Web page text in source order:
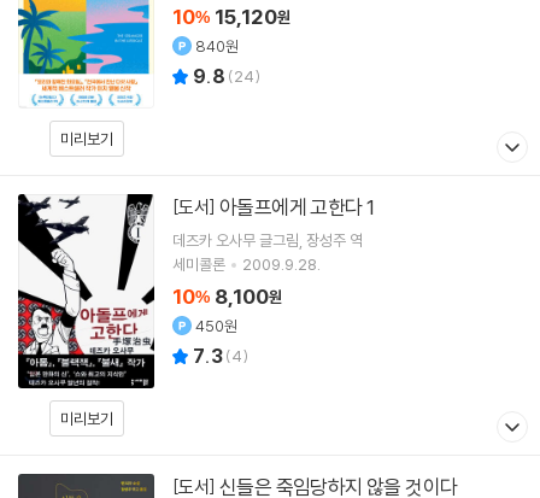
미리보기
10% 15,120원
840원
9.8 (24)
미리보기
[도서] 아돌프에게 고한다 1
데즈카 오사무글그림 장성주 역
세미콜론
2009.9.28.
10% 8,100원
450원
7.3(4)
[도서] 신들은 죽임당하지 않을 것이다